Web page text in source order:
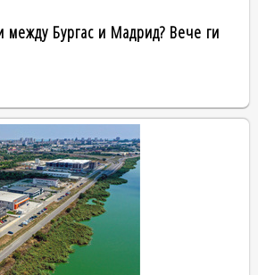
между Бургас и Мадрид? Вече ги